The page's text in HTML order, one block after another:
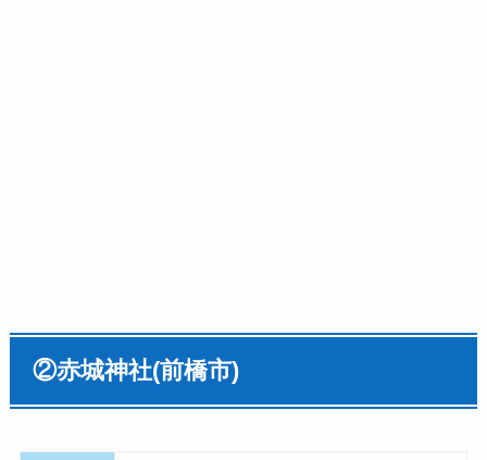
②赤城神社(前橋市)